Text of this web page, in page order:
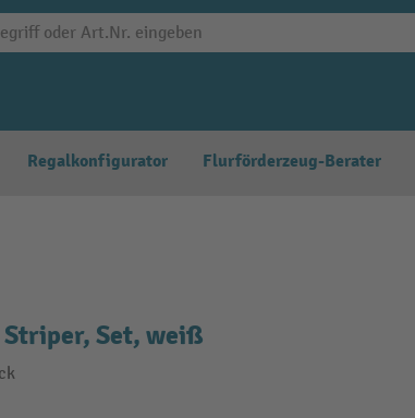
Regalkonfigurator Flurförderzeug-Berater
Set, weiß